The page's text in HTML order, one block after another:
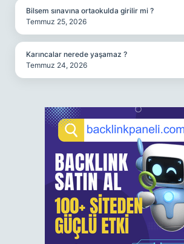
Bilsem sınavına ortaokulda girilir mi ?
Temmuz 25, 2026
Karıncalar nerede yaşamaz ?
Temmuz 24, 2026